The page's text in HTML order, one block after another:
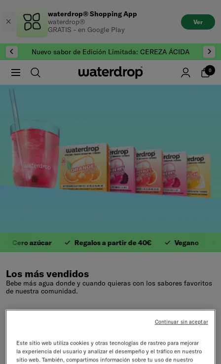
contenido
waterdrop® Shopping App
waterdrop®
GRATIS - en Google Play
Ver
Nuevo sabor de Edición Limitada: CEREZA ÁCIDA
0
1. Valiosas
Cero azúcar Regalos a partir de 40€ Vegano
Los más vendidos
Bebe más agua donde y cuando quieras con los sabores favoritos
de nuestra comunidad.
32 productos
-12% -17%
Este sitio web utiliza cookies y otras tecnologías de rastreo para mejorar
la experiencia del usuario y analizar el desempeño y el tráfico en nuestro
sitio web. También, compartimos información sobre tu uso de nuestro
Continuar sin aceptar